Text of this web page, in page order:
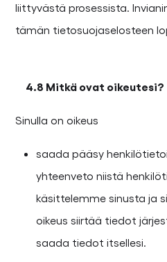
liittyvästä prosessista.
tämän tietosuojaselosteen
4.8 Mitkä ovat oikeutesi?
Sinulla on oikeus
saada pääsy
yhteenveto niistä
käsittelemme sinusta ja
oikeus siirtää tiedot
saada tiedot itsellesi.